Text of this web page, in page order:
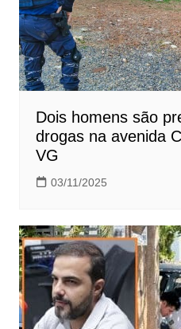
Dois homens são
drogas na avenida
VG
03/11/2025